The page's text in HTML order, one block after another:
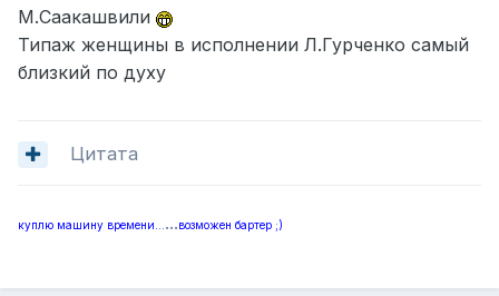
М.Саакашвили
Типаж женщины в исполнении Л.Гурченко самый
близкий по духу
Цитата
куплю машину времени... ...возможен бартер ;)